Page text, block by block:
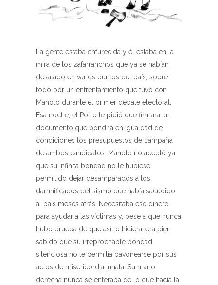
La gente estaba enfurecida y él estaba en la
mira de los zafarranchos que ya se habían
desatado en varios puntos del país, sobre
todo por un enfrentamiento que tuvo con
Manolo durante el primer debate electoral.
Esa noche, el Potro le pidió que firmara un
documento que pondría en igualdad de
condiciones los presupuestos de campaña
de ambos candidatos. Manolo no aceptó ya
que su infinita bondad no le hubiese
permitido dejar desamparados a los
damnificados del sismo que había sacudido
al país meses atrás. Necesitaba ese dinero
para ayudar a las víctimas y, pese a que nunca
hubo prueba de que así lo hiciera, era bien
sabido que su irreprochable bondad
silenciosa no le permitía pavonearse por sus
actos de misericordia innata. Su mano
derecha nunca se enteraba de lo que hacía la